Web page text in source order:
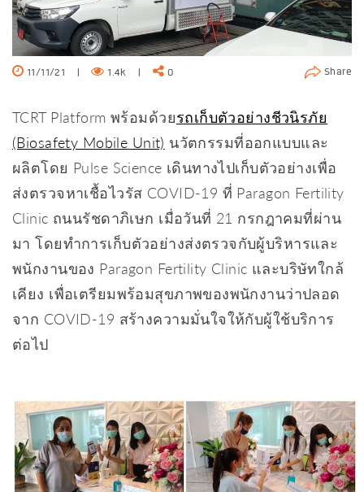
11/11/21 | 1.4k | 0 Share
TCRT Platform พร้อมด้วยรถเก็บตัวอย่างชีวนิรภัย
(Biosafety Mobile Unit) นวัตกรรมที่ออกแบบและ
ผลิตโดย Pulse Science เดินทางไปเก็บตัวอย่างเพื่อ
ส่งตรวจหาเชื้อไวรัส COVID-19 ที่ Paragon Fertility
Clinic ถนนรัชดาภิเษก เมื่อวันที่ 21 กรกฎาคมที่ผ่าน
มา โดยทำการเก็บตัวอย่างส่งตรวจกับผู้บริหารและ
พนักงานของ Paragon Fertility Clinic และบริษัทใกล้
เคียง เพื่อเตรียมพร้อมสุขภาพของพนักงานว่าปลอด
จาก COVID-19 สร้างความมั่นใจให้กับผู้ใช้บริการ
ต่อไป